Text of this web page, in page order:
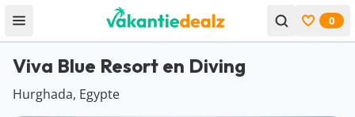
Open menu Bekijk
0
Viva Blue Resort en Diving
Hurghada, Egypte